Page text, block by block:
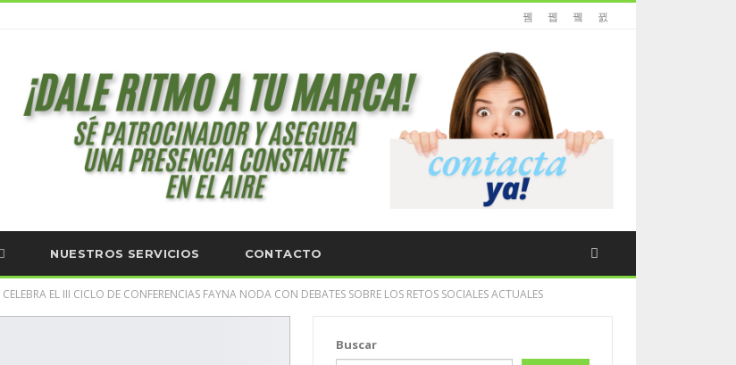
NUESTROS SERVICIOS CONTACTO
EL III CICLO DE CONFERENCIAS FAYNA NODA CON DEBATES SOBRE LOS RETOS SOCIALES ACTUALES
Buscar